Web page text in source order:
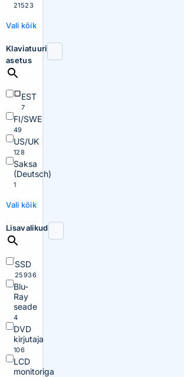
21523
Vali kõik
Klaviatuuri
asetus
EST
7
FI/SWE
49
US/UK
128
Saksa
(Deutsch)
1
Vali kõik
Lisavalikud
SSD
25936
Blu-
Ray
seade
4
DVD
kirjutaja
106
LCD
monitoriga